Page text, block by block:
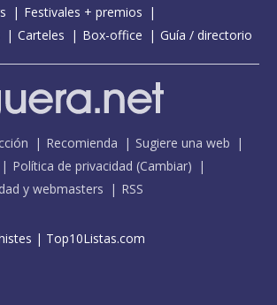
Festivales + premios
Carteles Box-office Guía / directorio
Recomienda
Sugiere una web
Política de privacidad (Cambiar)
y webmasters RSS
| Top10Listas.com